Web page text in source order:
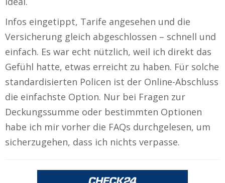
Infos eingetippt, Tarife angesehen und die
Versicherung gleich abgeschlossen – schnell und
einfach. Es war echt nützlich, weil ich direkt das
Gefühl hatte, etwas erreicht zu haben. Für solche
standardisierten Policen ist der Online-Abschluss
die einfachste Option. Nur bei Fragen zur
Deckungssumme oder bestimmten Optionen
habe ich mir vorher die FAQs durchgelesen, um
sicherzugehen, dass ich nichts verpasse.